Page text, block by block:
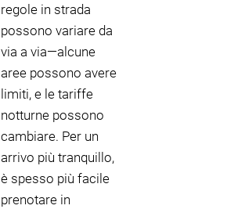
regole in strada
possono variare da
via a via—alcune
aree possono avere
limiti, e le tariffe
notturne possono
cambiare. Per un
arrivo più tranquillo,
è spesso più facile
prenotare in